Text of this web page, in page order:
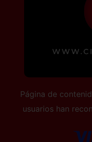
Página de
usuarios han